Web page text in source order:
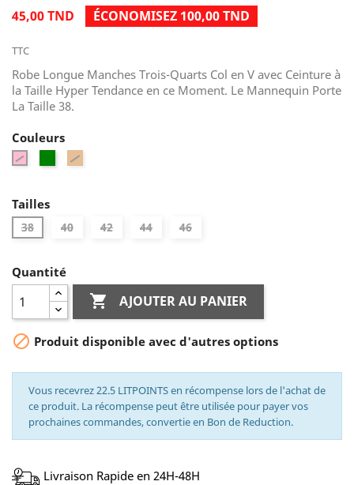
45,00 TND
ÉCONOMISEZ 100,00 TND
TTC
Robe Longue Manches Trois-Quarts Col en V avec Ceinture à
la Taille Hyper Tendance en ce Moment. Le Mannequin Porte
La Taille 38.
Couleurs
Vert
Tailles
38 40 42 44 46
Quantité
 AJOUTER AU PANIER
 Produit disponible avec d'autres options
Vous recevrez 22.5 LITPOINTS en récompense lors de l'achat de
ce produit. La récompense peut être utilisée pour payer vos
prochaines commandes, convertie en Bon de Reduction.
Livraison Rapide en 24H-48H